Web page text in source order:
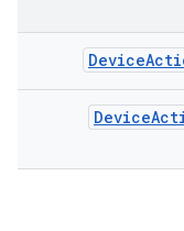
Device
Device